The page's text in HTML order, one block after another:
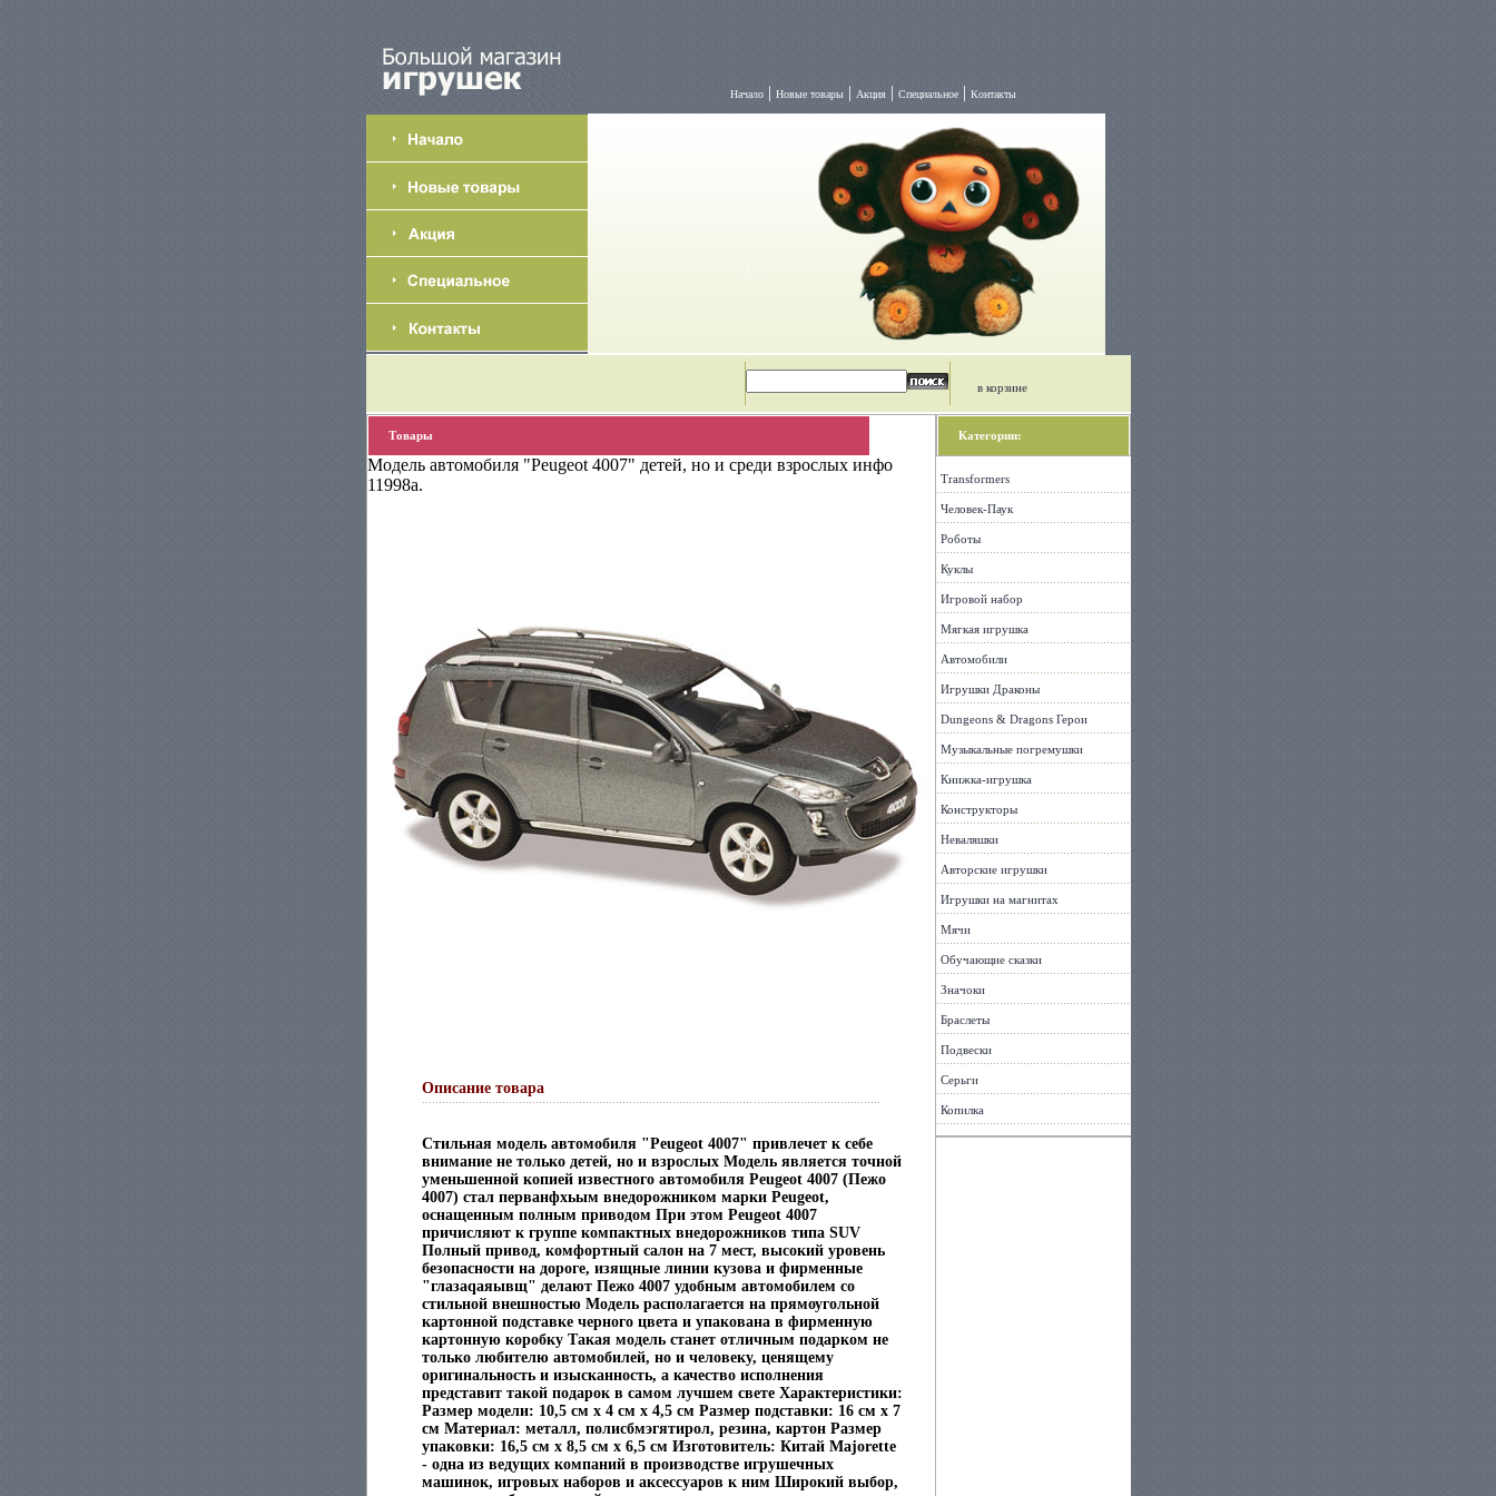
Начало | Новые товары | Акция | Специальное | Контакты
в корзине
Товары
Модель автомобиля "Peugeot 4007" детей, но и среди взрослых инфо
11998a.
Описание товара
Стильная модель автомобиля "Peugeot 4007" привлечет к себе
внимание не только детей, но и взрослых Модель является точной
уменьшенной копией известного автомобиля Peugeot 4007 (Пежо
4007) стал перванфхьым внедорожником марки Peugeot,
оснащенным полным приводом При этом Peugeot 4007
причисляют к группе компактных внедорожников типа SUV
Полный привод, комфортный салон на 7 мест, высокий уровень
безопасности на дороге, изящные линии кузова и фирменные
"глазаqаяывщ" делают Пежо 4007 удобным автомобилем со
стильной внешностью Модель располагается на прямоугольной
картонной подставке черного цвета и упакована в фирменную
картонную коробку Такая модель станет отличным подарком не
только любителю автомобилей, но и человеку, ценящему
оригинальность и изысканность, а качество исполнения
представит такой подарок в самом лучшем свете Характеристики:
Размер модели: 10,5 см x 4 см x 4,5 см Размер подставки: 16 см x 7
см Материал: металл, полисбмэгятирол, резина, картон Размер
упаковки: 16,5 см x 8,5 см x 6,5 см Изготовитель: Китай Majorette
- одна из ведущих компаний в производстве игрушечных
машинок, игровых наборов и аксессуаров к ним Широкий выбор,
Категории:
Transformers
Человек-Паук
Роботы
Куклы
Игровой набор
Мягкая игрушка
Автомобили
Игрушки Драконы
Dungeons & Dragons Герои
Музыкальные погремушки
Книжка-игрушка
Конструкторы
Неваляшки
Авторские игрушки
Игрушки на магнитах
Мячи
Обучающие сказки
Значоки
Браслеты
Подвески
Серьги
Копилка